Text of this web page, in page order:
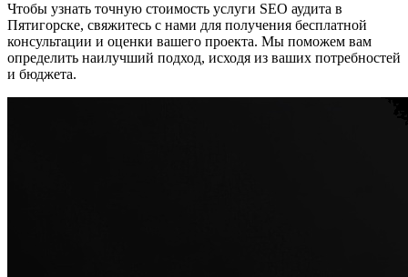
Чтобы узнать точную стоимость услуги SEO аудита в
Пятигорске, свяжитесь с нами для получения бесплатной
консультации и оценки вашего проекта. Мы поможем вам
определить наилучший подход, исходя из ваших потребностей
и бюджета.